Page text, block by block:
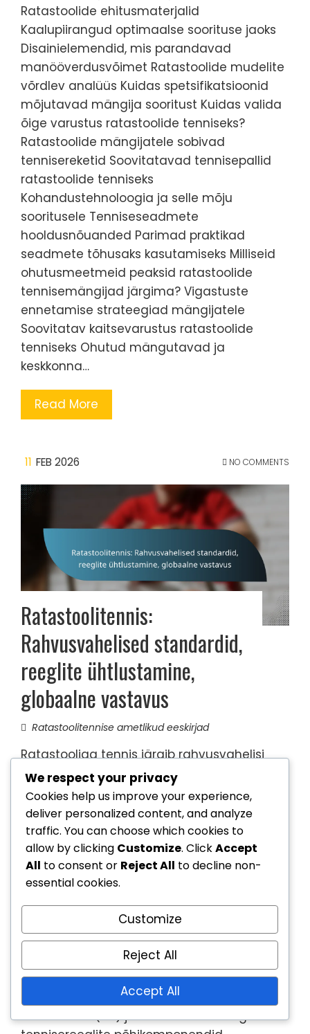
Ratastoolide ehitusmaterjalid
Kaalupiirangud optimaalse soorituse jaoks
Disainielemendid, mis parandavad
manööverdusvõimet Ratastoolide mudelite
võrdlev analüüs Kuidas spetsifikatsioonid
mõjutavad mängija sooritust Kuidas valida
õige varustus ratastoolide tenniseks?
Ratastoolide mängijatele sobivad
tennisereketid Soovitatavad tennisepallid
ratastoolide tenniseks
Kohandustehnoloogia ja selle mõju
sooritusele Tenniseseadmete
hooldusnõuanded Parimad praktikad
seadmete tõhusaks kasutamiseks Milliseid
ohutusmeetmeid peaksid ratastoolide
tennisemängijad järgima? Vigastuste
ennetamise strateegiad mängijatele
Soovitatav kaitsevarustus ratastoolide
tenniseks Ohutud mängutavad ja
keskkonna…
Read More
11 FEB 2026 NO COMMENTS
Ratastoolitennis:
Rahvusvahelised standardid,
reeglite ühtlustamine,
globaalne vastavus
Ratastoolitennise ametlikud eeskirjad
Ratastooliga tennis järgib rahvusvahelisi
standardeid, mille on kehtestanud
Rahvusvaheline Tenniseliit (ITF), edendades
ausat mängu ja kaasavust. Need
standardid hõlmavad regulatsioone ja
mängijate sobivust, tagades reeglite
ühtlustamise erinevates riikides globaalse
vastavuse nimel. See koostöö parandab
ligipääsetavust ja säilitab võistluste
terviklikkuse, tuues lõpuks kasu mängijate
arengule ja võimalustele üle kogu maailma.
Key sections in the article: Toggle Millised on
rahvusvahelised standardid ratastooliga
tenniseks? Ülevaade Rahvusvahelise
Tenniseliidu (ITF) juhistest Ratastooliga
We respect your privacy
Cookies help us improve your experience,
deliver personalized content, and analyze
traffic. You can choose which cookies to
allow by clicking Customize. ClickAccept
All to consent or Reject All to decline non-
essential cookies.
Customize
Reject All
Accept All